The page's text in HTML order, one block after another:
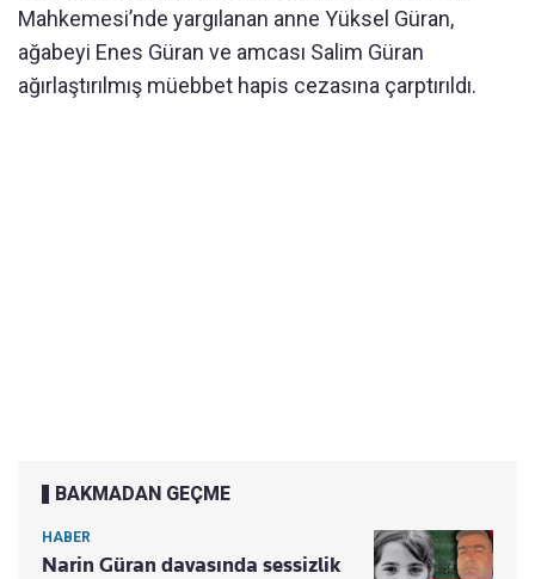
Mahkemesi’nde yargılanan anne Yüksel Güran,
ağabeyi Enes Güran ve amcası Salim Güran
ağırlaştırılmış müebbet hapis cezasına çarptırıldı.
BAKMADAN GEÇME
HABER
Narin Güran davasında sessizlik